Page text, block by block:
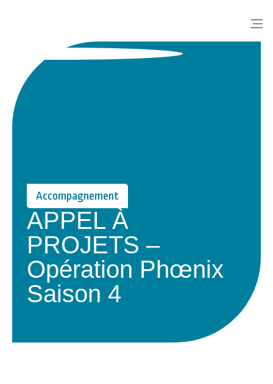
Accompagnement
APPEL À
PROJETS –
Opération Phœnix
Saison 4